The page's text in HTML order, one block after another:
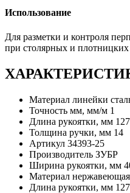
Использование
Для разметки и контроля
при столярных и плотницких
Материал линейки
Точность мм, мм/м 1
Длина рукоятки, мм 127
Толщина ручки, мм 14
Артикул 34393-25
Производитель ЗУБР
Ширина рукоятки, мм
Материал нержавеющая
Длина рукоятки, мм